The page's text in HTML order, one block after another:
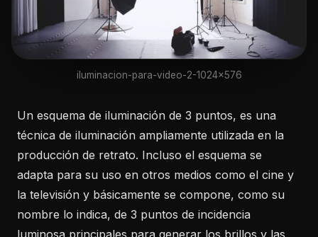
iluminacion-para-video-2-1024x576
Un esquema de iluminación de 3 puntos, es una
técnica de iluminación ampliamente utilizada en la
producción de retrato. Incluso el esquema se
adapta para su uso en otros medios como el cine y
la televisión y básicamente se compone, como su
nombre lo indica, de 3 puntos de incidencia